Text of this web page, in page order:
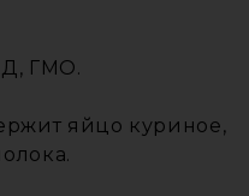
ГМО.
яйцо куриное,